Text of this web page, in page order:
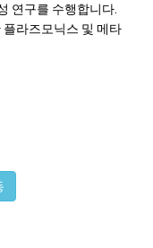
연구를 수행합니다.
라즈모닉스 및 메타